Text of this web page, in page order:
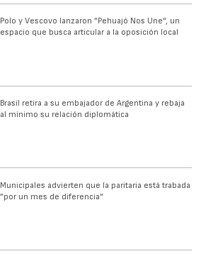
Polo y Vescovo lanzaron "Pehuajó Nos Une", un
espacio que busca articular a la oposición local
Brasil retira a su embajador de Argentina y rebaja
al mínimo su relación diplomática
Municipales advierten que la paritaria está trabada
"por un mes de diferencia"